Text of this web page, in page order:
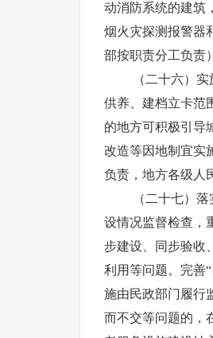
动消防系统的建筑
烟火灾探测报警器
部按职责分工负责
（二十六）
供养、建档立卡范
的地方可积极引导
改造等因地制宜实
负责，地方各级人
（二十七）
设情况监督检查，
步建设、同步验收
利用等问题。完善
施由民政部门履行
而不交等问题的，